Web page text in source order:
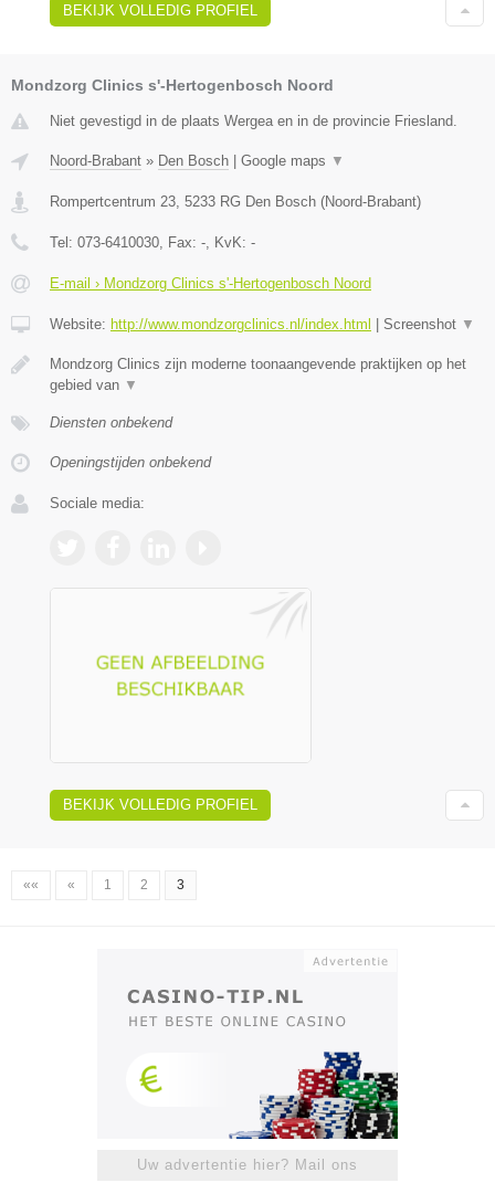
BEKIJK VOLLEDIG PROFIEL
Mondzorg Clinics s'-Hertogenbosch Noord
Niet gevestigd in de plaats Wergea en in de provincie Friesland.
Noord-Brabant » Den Bosch Google maps ▼
Rompertcentrum 23 5233 RG Den Bosch (Noord-Brabant)
Tel: 073-6410030 , Fax: - , KvK: -
E-mail › Mondzorg Clinics s'-Hertogenbosch Noord
Website: http://www.mondzorgclinics.nl/index.html Screenshot ▼
Mondzorg Clinics zijn moderne toonaangevende praktijken op het
gebied van ▼
Diensten onbekend
Openingstijden onbekend
Sociale media:
BEKIJK VOLLEDIG PROFIEL
«« « 1 2 3
Uw advertentie hier? Mail ons